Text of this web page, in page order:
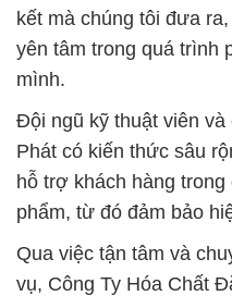
kết mà chúng tôi đưa
yên tâm trong quá trình
mình.
Đội ngũ kỹ thuật viên
Phát có kiến thức sâu
hỗ trợ khách hàng
phẩm, từ đó đảm bảo
Qua việc tận tâm và
vụ, Công Ty Hóa Chất